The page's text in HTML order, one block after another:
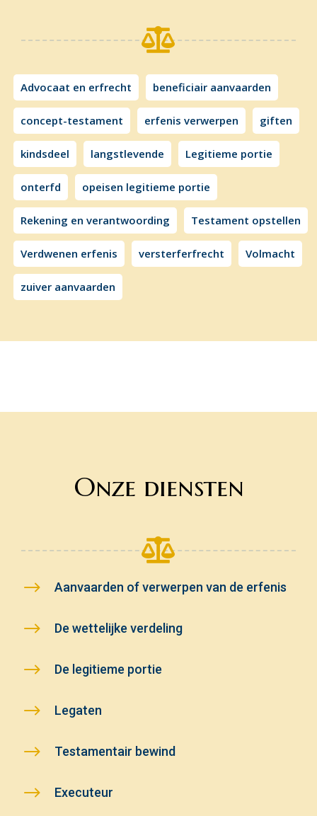

Advocaat en erfrecht beneficiair aanvaarden
concept-testament erfenis verwerpen giften
kindsdeel langstlevende Legitieme portie
onterfd opeisen legitieme portie
Rekening en verantwoording Testament opstellen
Verdwenen erfenis versterferfrecht Volmacht
zuiver aanvaarden
Onze diensten

$ Aanvaarden of verwerpen van de erfenis
$ De wettelijke verdeling
$ De legitieme portie
$ Legaten
$ Testamentair bewind
$ Executeur